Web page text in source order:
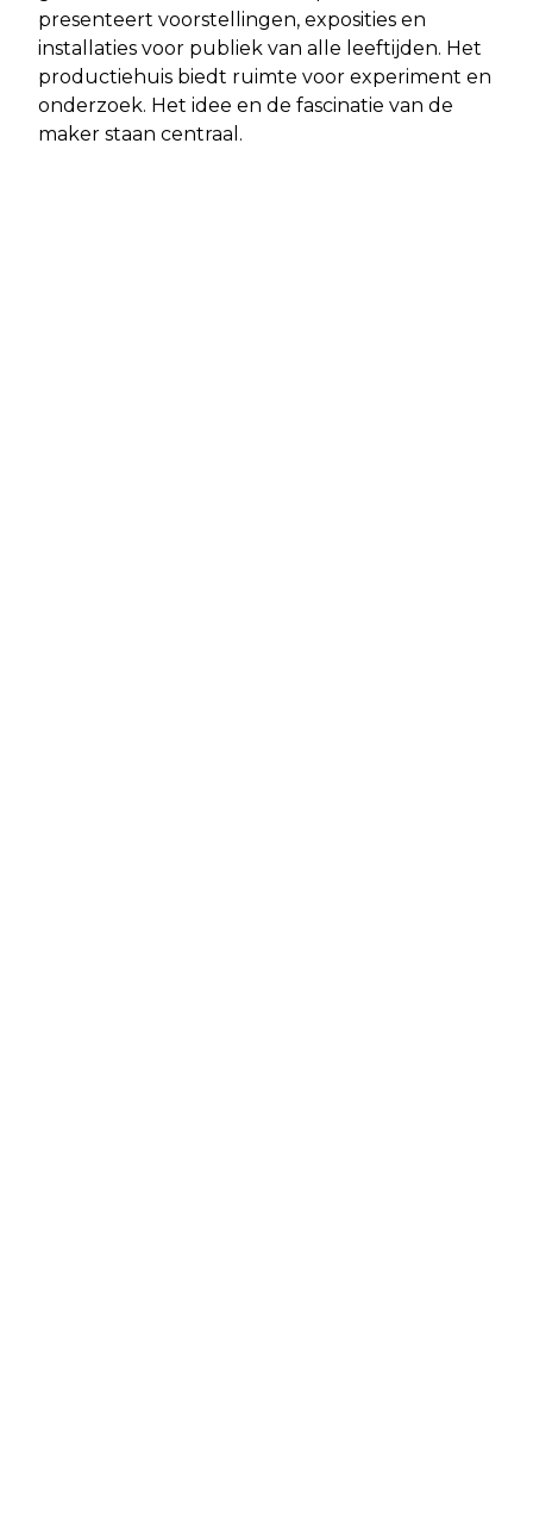
presenteert voorstellingen, exposities en
installaties voor publiek van alle leeftijden. Het
productiehuis biedt ruimte voor experiment en
onderzoek. Het idee en de fascinatie van de
maker staan centraal.